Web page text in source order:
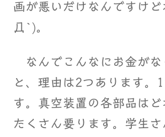
画が悪いだけなんですけど
Д`)。
なんでこんなにお金がな
と、理由は2つあります。
す。真空装置の各部品は
たくさん要ります。学生